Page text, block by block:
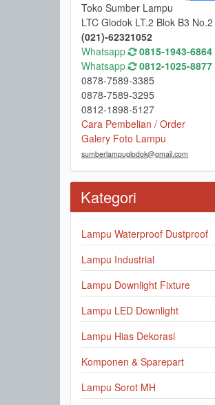
Toko Sumber Lampu
LTC Glodok LT.2 Blok B3 No.2
(021)-62321052
Whatsapp
0815-1943-6864
Whatsapp
0812-1025-8877
0878-7589-3385
0878-7589-3295
0812-1898-5127
Cara Pembelian / Order
Galery Foto Lampu
sumberlampuglodok@gmail.com
Kategori
Lampu Waterproof Dustproof
Lampu Industrial
Lampu Downlight Fixture
Lampu LED Downlight
Lampu Hias Dekorasi
Komponen & Sparepart
Lampu Sorot MH